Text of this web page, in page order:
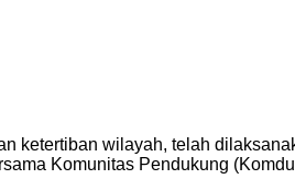
ketertiban wilayah, telah
Komunitas Pendukung